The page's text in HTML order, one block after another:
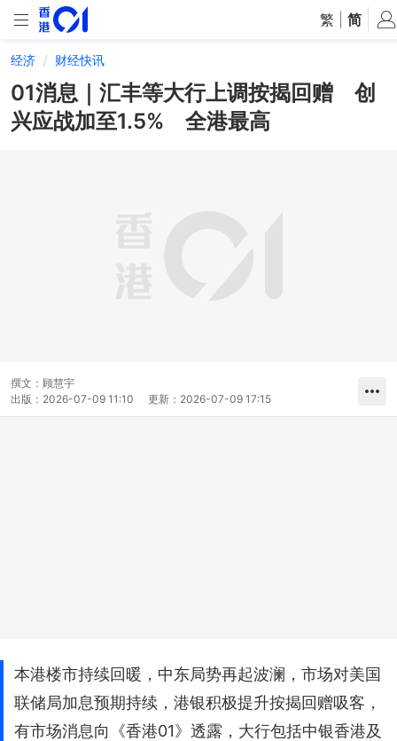
繁 简
经济 财经快讯
01消息｜汇丰等大行上调按揭回赠 创
兴应战加至1.5% 全港最高
撰文： 顾慧宇
出版： 2026-07-09 11:10 更新： 2026-07-09 17:15
本港楼市持续回暖，中东局势再起波澜，市场对美国
联储局加息预期持续，港银积极提升按揭回赠吸客，
有市场消息向《香港01》透露，大行包括中银香港及